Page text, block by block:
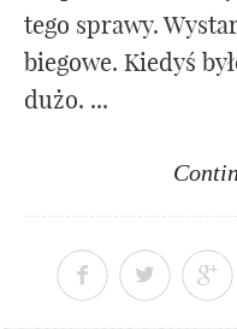
tego sprawy.
biegowe. Kiedyś
dużo. ...